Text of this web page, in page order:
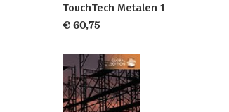
TouchTech Metalen 1
€ 60,75